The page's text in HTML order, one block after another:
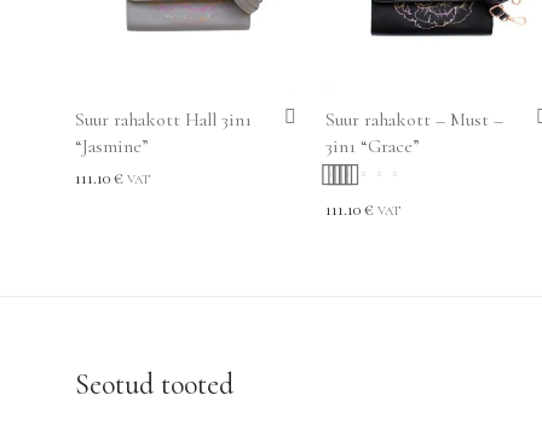
Suur rahakott Hall 3in1
“Jasmine”
111.10€ VAT
Suur rahakott – Must –
3in1 “Grace”
Hinnanguga
111.10€ VAT
Seotud tooted